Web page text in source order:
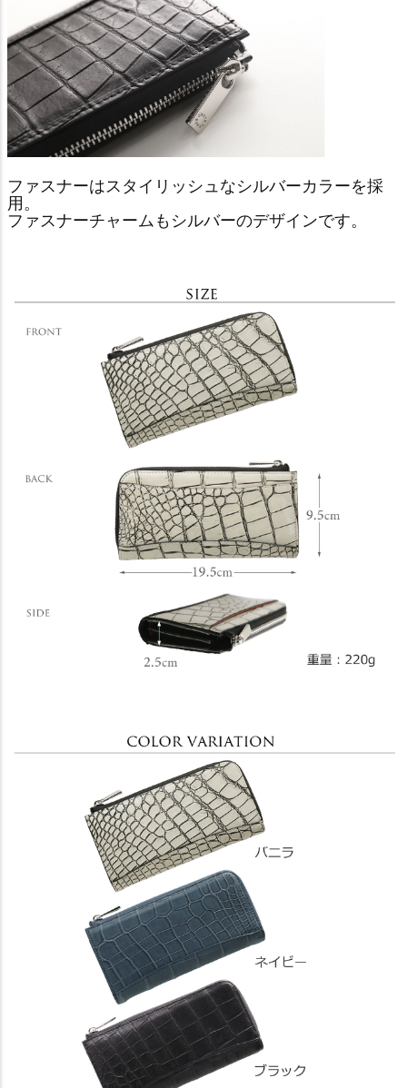
ファスナーはスタイリッシュなシルバーカラーを採
用。
ファスナーチャームもシルバーのデザインです。